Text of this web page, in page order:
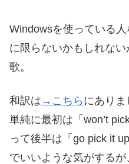
Windowsを使っている
に限らないかもしれな
歌。
和訳は →こちら にありま
単純に最初は「won’t
って後半は「go pick it
でいいような気がする